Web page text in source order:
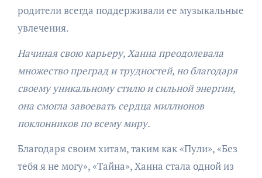
родители всегда поддерживали ее музыкальные
увлечения.
Начиная свою карьеру, Ханна преодолевала
множество преград и трудностей, но благодаря
своему уникальному стилю и сильной энергии,
она смогла завоевать сердца миллионов
поклонников по всему миру.
Благодаря своим хитам, таким как «Пули», «Без
тебя я не могу», «Тайна», Ханна стала одной из